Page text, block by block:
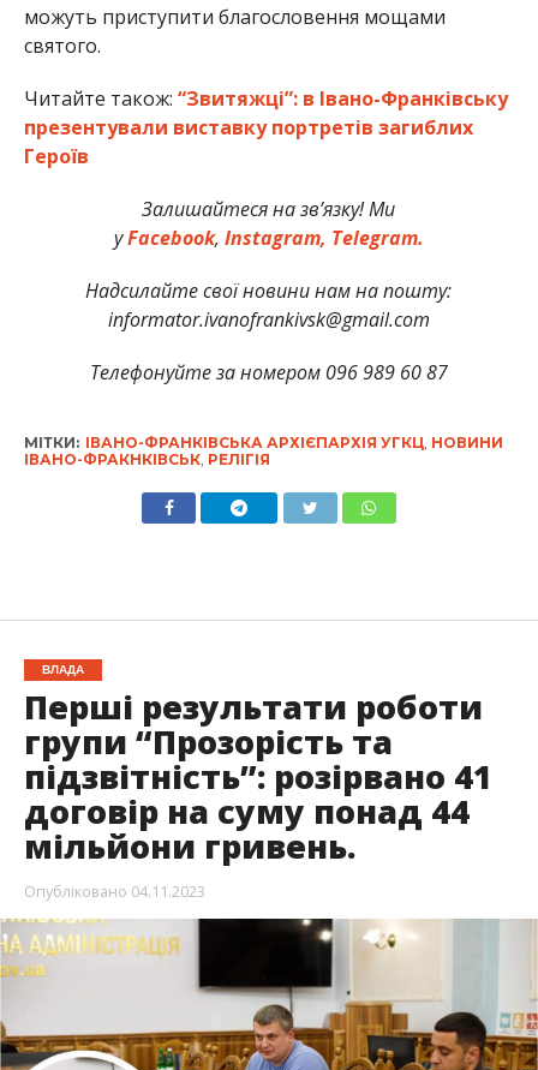
можуть приступити благословення мощами
святого.
Читайте також: “Звитяжці”: в Івано-Франківську
презентували виставку портретів загиблих
Героїв
Залишайтеся на зв’язку! Ми
уFacebook, Instagram, Telegram.
Надсилайте свої новини нам на пошту:
informator.ivanofrankivsk@gmail.com
Телефонуйте за номером 096 989 60 87
МІТКИ: ІВАНО-ФРАНКІВСЬКА АРХІЄПАРХІЯ УГКЦ, НОВИНИ
ІВАНО-ФРАКНКІВСЬК, РЕЛІГІЯ
ВЛАДА
Перші результати роботи
групи “Прозорість та
підзвітність”: розірвано 41
договір на суму понад 44
мільйони гривень.
Опубліковано 04.11.2023